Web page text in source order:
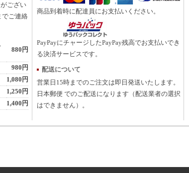
ござい
でご連絡
880円
980円
1,080円
1,250円
1,400円
商品到着時に配達員にお支払いください。
PayPayにチャージしたPayPay残高でお支払いでき
る決済サービスです。
配送について
営業日15時までのご注文は即日発送いたします。
日本郵便 でのご配送になります（配送業者の選択
はできません）。